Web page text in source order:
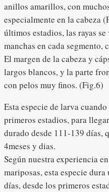
anillos amarillos, con
especialmente en la cabeza
últimos estadios, las rayas
manchas en cada segmento,
El margen de la cabeza y
largos blancos, y la parte
con pelos muy finos. (Fig.6)
Esta especie de larva
primeros estadios, para
durado desde 111-139 días,
4meses y dias.
Según nuestra experiencia
mariposas, esta especie
días, desde los primeros